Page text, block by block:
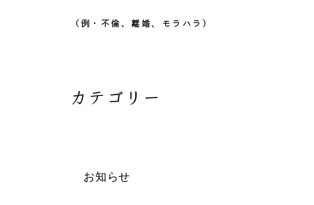
（例・不倫、離婚、モラハラ）
カテゴリー
お知らせ